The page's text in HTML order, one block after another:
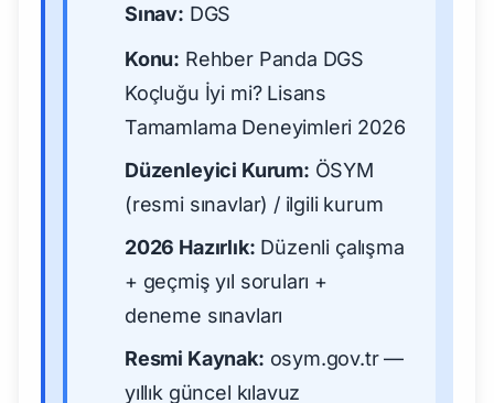
Sınav: DGS
Konu: Rehber Panda DGS
Koçluğu İyi mi? Lisans
Tamamlama Deneyimleri 2026
Düzenleyici Kurum: ÖSYM
(resmi sınavlar) / ilgili kurum
2026 Hazırlık: Düzenli çalışma
+ geçmiş yıl soruları +
deneme sınavları
Resmi Kaynak: osym.gov.tr —
yıllık güncel kılavuz